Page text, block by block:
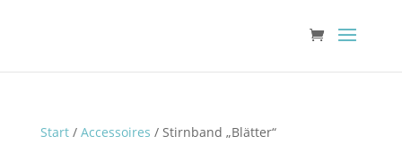
Start/ Accessoires / Stirnband „Blätter“